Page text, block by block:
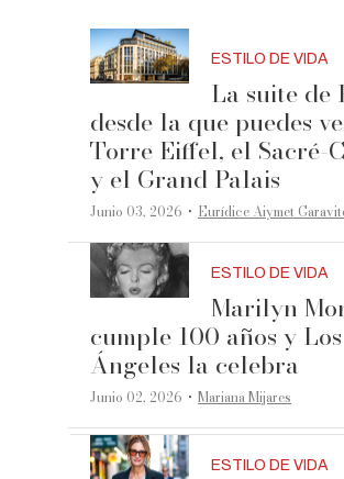
ESTILO DE VIDA
La suite de
desde la que puedes
Torre Eiffel, el Sacré-
y el Grand Palais
Junio 03, 2026 ·Eurídice Aiymet
ESTILO DE VIDA
Marilyn
cumple 100 años y Los
Ángeles la celebra
Junio 02, 2026 ·Mariana Mijares
ESTILO DE VIDA